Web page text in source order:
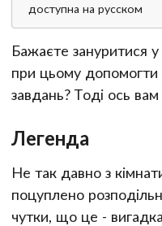
доступна на русском
Бажаєте зануритися у
при цьому допомогти
завдань? Тоді ось вам
Легенда
Не так давно з
поцуплено
чутки, що це -